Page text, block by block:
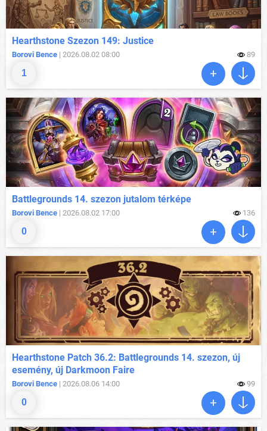
1
Hearthstone Szezon 149: Justice
Borovi Bence | 2026.08.02 08:00 89
0
Battlegrounds 14. szezon jutalom térképe
Borovi Bence | 2026.08.02 17:00 136
0
Hearthstone Patch 36.2: Battlegrounds 14. szezon, új
esemény, új Darkmoon Faire
Borovi Bence | 2026.08.06 14:00 99